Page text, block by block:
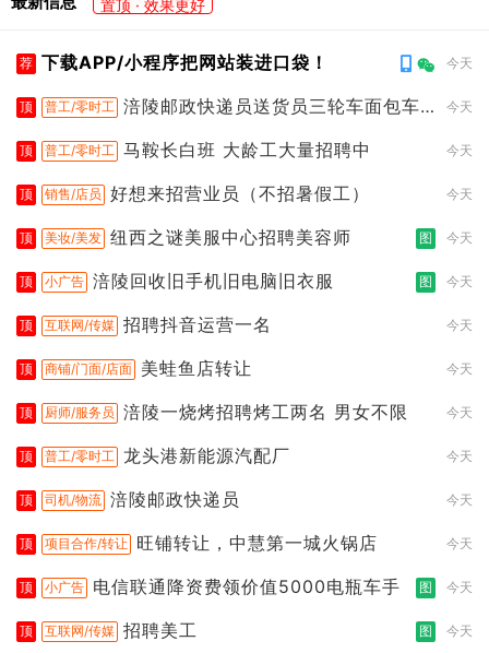
置顶 · 效果更好
荐 下载APP/小程序把网站装进口袋！ 今天
顶 普工/零时工 涪陵邮政快递员送货员三轮车面包车
今天
顶 普工/零时工 马鞍长白班 大龄工大量招聘中 今天
顶 销售/店员 好想来招营业员（不招暑假工） 今天
顶 美妆/美发 纽西之谜美服中心招聘美容师 图 今天
顶 小广告 涪陵回收旧手机旧电脑旧衣服 图 今天
顶 互联网/传媒 招聘抖音运营一名 今天
顶 商铺/门面/店面 美蛙鱼店转让 今天
顶 厨师/服务员 涪陵一烧烤招聘烤工两名 男女不限 今天
顶 普工/零时工 龙头港新能源汽配厂 今天
顶 司机/物流 涪陵邮政快递员 今天
顶 项目合作/转让 旺铺转让，中慧第一城火锅店 今天
顶 小广告 电信联通降资费领价值5000电瓶车手 图 今天
顶 互联网/传媒 招聘美工 图 今天